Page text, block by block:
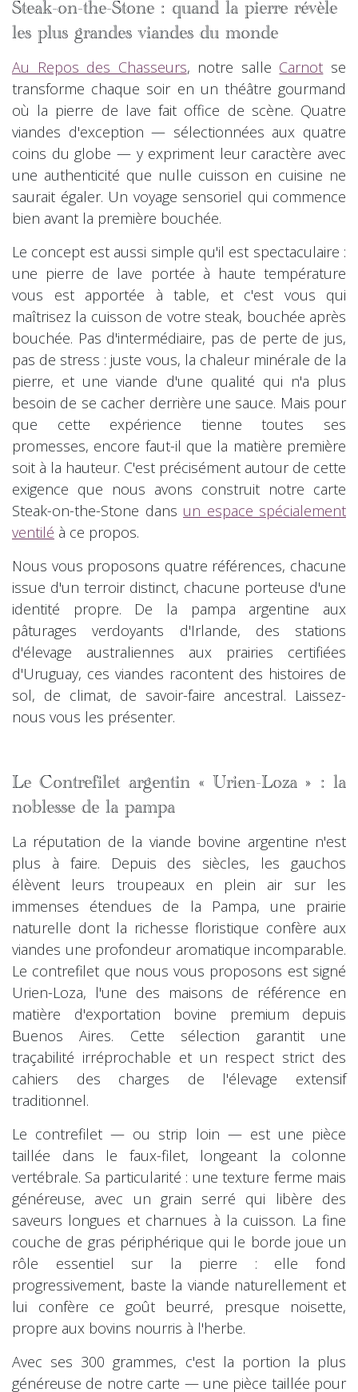
Steak-on-the-Stone : quand la pierre révèle
les plus grandes viandes du monde
Au Repos des Chasseurs, notre salle Carnot se
transforme chaque soir en un théâtre gourmand
où la pierre de lave fait office de scène. Quatre
viandes d'exception — sélectionnées aux quatre
coins du globe — y expriment leur caractère avec
une authenticité que nulle cuisson en cuisine ne
saurait égaler. Un voyage sensoriel qui commence
bien avant la première bouchée.
Le concept est aussi simple qu'il est spectaculaire :
une pierre de lave portée à haute température
vous est apportée à table, et c'est vous qui
maîtrisez la cuisson de votre steak, bouchée après
bouchée. Pas d'intermédiaire, pas de perte de jus,
pas de stress : juste vous, la chaleur minérale de la
pierre, et une viande d'une qualité qui n'a plus
besoin de se cacher derrière une sauce. Mais pour
que cette expérience tienne toutes ses
promesses, encore faut-il que la matière première
soit à la hauteur. C'est précisément autour de cette
exigence que nous avons construit notre carte
Steak-on-the-Stone dans un espace spécialement
ventilé à ce propos.
Nous vous proposons quatre références, chacune
issue d'un terroir distinct, chacune porteuse d'une
identité propre. De la pampa argentine aux
pâturages verdoyants d'Irlande, des stations
d'élevage australiennes aux prairies certifiées
d'Uruguay, ces viandes racontent des histoires de
sol, de climat, de savoir-faire ancestral. Laissez-
nous vous les présenter.
Le Contrefilet argentin « Urien-Loza » : la
noblesse de la pampa
La réputation de la viande bovine argentine n'est
plus à faire. Depuis des siècles, les gauchos
élèvent leurs troupeaux en plein air sur les
immenses étendues de la Pampa, une prairie
naturelle dont la richesse floristique confère aux
viandes une profondeur aromatique incomparable.
Le contrefilet que nous vous proposons est signé
Urien-Loza, l'une des maisons de référence en
matière d'exportation bovine premium depuis
Buenos Aires. Cette sélection garantit une
traçabilité irréprochable et un respect strict des
cahiers des charges de l'élevage extensif
traditionnel.
Le contrefilet — ou strip loin — est une pièce
taillée dans le faux-filet, longeant la colonne
vertébrale. Sa particularité : une texture ferme mais
généreuse, avec un grain serré qui libère des
saveurs longues et charnues à la cuisson. La fine
couche de gras périphérique qui le borde joue un
rôle essentiel sur la pierre : elle fond
progressivement, baste la viande naturellement et
lui confère ce goût beurré, presque noisette,
propre aux bovins nourris à l'herbe.
Avec ses 300 grammes, c'est la portion la plus
généreuse de notre carte — une pièce taillée pour